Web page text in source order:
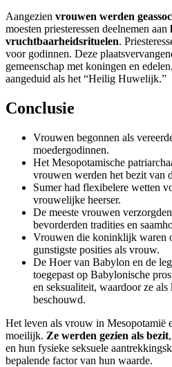
Aangezien vrouwen werden
moesten priesteressen deelnemen aan
vruchtbaarheidsrituelen.
voor godinnen. Deze
gemeenschap met koningen en
aangeduid als het “Heilig Huwelijk.”
Conclusie
Vrouwen begonnen als
moedergodinnen.
Het Mesopotamische
vrouwen werden het bezit van
Sumer had flexibelere wetten
vrouwelijke heerser.
De meeste vrouwen
bevorderden tradities en
Vrouwen die koninklijk waren
gunstigste posities als vrouw.
De Hoer van Babylon en de
toegepast op Babylonische
en seksualiteit, waardoor ze
beschouwd.
Het leven als vrouw in Mesopotamië
moeilijk. Ze werden gezien als bezit
en hun fysieke seksuele
bepalende factor van hun waarde.